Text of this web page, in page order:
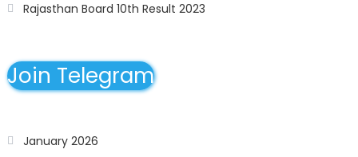
Rajasthan Board 10th Result 2023
Join Telegram
January 2026